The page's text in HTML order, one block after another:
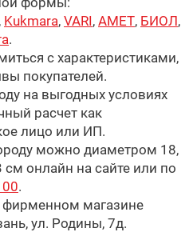
, Kukmara, VARI, АМЕТ, БИОЛ,
.
с характеристиками,
покупателей.
на выгодных условиях
расчет как
лицо или ИП.
можно диаметром 18,
см онлайн на сайте или по
.
фирменном магазине
ул. Родины, 7д.